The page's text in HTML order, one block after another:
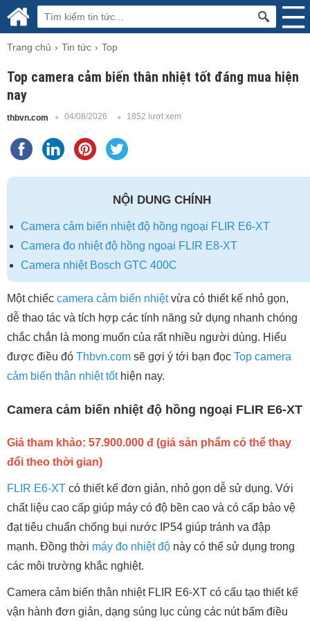
Trang chủ Tin tức Top
Top camera cảm biến thân nhiệt tốt đáng mua hiện
nay
thbvn.com 04/08/2026 1852 lượt xem
NỘI DUNG CHÍNH
Camera cảm biến nhiệt độ hồng ngoại FLIR E6-XT
Camera đo nhiệt độ hồng ngoại FLIR E8-XT
Camera nhiệt Bosch GTC 400C
Một chiếc camera cảm biến nhiệtvừa có thiết kế nhỏ gọn,
dễ thao tác và tích hợp các tính năng sử dụng nhanh chóng
chắc chắn là mong muốn của rất nhiều người dùng. Hiểu
được điều đó Thbvn.com sẽ gợi ý tới bạn đọc Top camera
cảm biến thân nhiệt tốthiện nay.
Camera cảm biến nhiệt độ hồng ngoại FLIR E6-XT
Giá tham khảo: 57.900.000 đ (giá sản phẩm có thể thay
đổi theo thời gian)
FLIR E6-XT có thiết kế đơn giản, nhỏ gọn dễ sử dụng. Với
chất liệu cao cấp giúp máy có độ bền cao và có cấp bảo vệ
đạt tiêu chuẩn chống bụi nước IP54 giúp tránh va đập
mạnh. Đồng thời máy đo nhiệt độ này có thể sử dụng trong
các môi trường khắc nghiệt.
Camera cảm biến thân nhiệt FLIR E6-XT có cấu tạo thiết kế
vận hành đơn giản, dạng súng lục cùng các nút bấm điều